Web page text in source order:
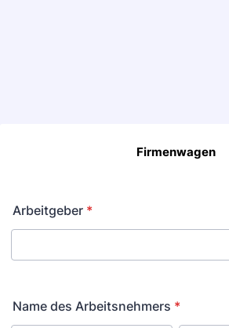
Firmenwagen
Arbeitgeber *
Name des Arbeitsnehmers *